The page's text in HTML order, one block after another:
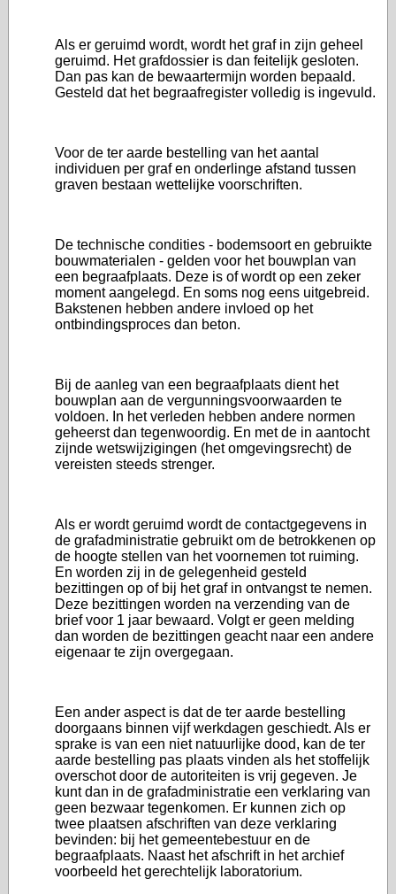
Als er geruimd wordt, wordt het graf in zijn geheel
geruimd. Het grafdossier is dan feitelijk gesloten.
Dan pas kan de bewaartermijn worden bepaald.
Gesteld dat het begraafregister volledig is ingevuld.
Voor de ter aarde bestelling van het aantal
individuen per graf en onderlinge afstand tussen
graven bestaan wettelijke voorschriften.
De technische condities - bodemsoort en gebruikte
bouwmaterialen - gelden voor het bouwplan van
een begraafplaats. Deze is of wordt op een zeker
moment aangelegd. En soms nog eens uitgebreid.
Bakstenen hebben andere invloed op het
ontbindingsproces dan beton.
Bij de aanleg van een begraafplaats dient het
bouwplan aan de vergunningsvoorwaarden te
voldoen. In het verleden hebben andere normen
geheerst dan tegenwoordig. En met de in aantocht
zijnde wetswijzigingen (het omgevingsrecht) de
vereisten steeds strenger.
Als er wordt geruimd wordt de contactgegevens in
de grafadministratie gebruikt om de betrokkenen op
de hoogte stellen van het voornemen tot ruiming.
En worden zij in de gelegenheid gesteld
bezittingen op of bij het graf in ontvangst te nemen.
Deze bezittingen worden na verzending van de
brief voor 1 jaar bewaard. Volgt er geen melding
dan worden de bezittingen geacht naar een andere
eigenaar te zijn overgegaan.
Een ander aspect is dat de ter aarde bestelling
doorgaans binnen vijf werkdagen geschiedt. Als er
sprake is van een niet natuurlijke dood, kan de ter
aarde bestelling pas plaats vinden als het stoffelijk
overschot door de autoriteiten is vrij gegeven. Je
kunt dan in de grafadministratie een verklaring van
geen bezwaar tegenkomen. Er kunnen zich op
twee plaatsen afschriften van deze verklaring
bevinden: bij het gemeentebestuur en de
begraafplaats. Naast het afschrift in het archief
voorbeeld het gerechtelijk laboratorium.